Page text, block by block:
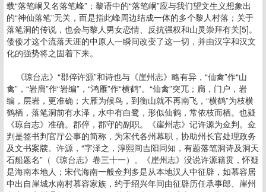
载“落笔峒又名落笔峰”；黎语中的“落笔峒”应与我们望文生义想象出
的“神仙落笔”无关，而是指此峰周边结成一体的多个黎人村落；关于
落笔洞的传说，也会与黎人男女恋情、反抗强权和山灵崇拜有关[5]。
倭倭才这个流落天涯的中原人一瞬间改变了这一切，并由汉字和汉文
化的强势将之固着下来。
《琼台志》“郡倅许源”和诗也与《崖州志》略有异，“仙禽”作“山
禽”，“岩扃”作“岩编”，“鸿雁”作“横鹤”。“仙禽”突兀；扃，门户，岩
编，层岩，更准确；大雁为候鸟，到衡山就不再南飞，“横鹤”为枝横
鹤栖，落笔洞前有水泽，水中有白鹭，形似仙鹤，常依枝而栖。也疑
《琼台志》准确。郡倅，郡守的副职。《崖州志》记许源为佥判。佥
判是签书判官厅公事的简称，为宋代各州幕职，协助州长官处理政务
及文书案牍。许源，“字泽之，淳熙间吉阳同知，有题落笔洞诗及洞天
石船题名”（《琼台志》卷三十一）。《崖州志》没说许源籍贯，怀疑
是海南本地人；宋代海南一般佥判多是从本地汉人中征辟，如慕容居
中出自崖城水南村慕容家族，约于绍兴年间由征辟历任承事郎、崖州